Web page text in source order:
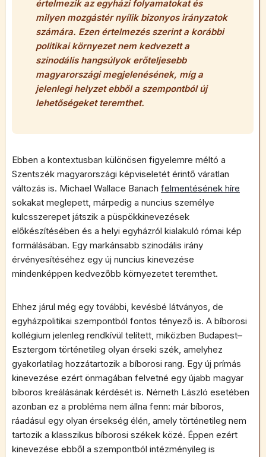
értelmezik az egyházi folyamatokat és
milyen mozgástér nyílik bizonyos irányzatok
számára. Ezen értelmezés szerint a korábbi
politikai környezet nem kedvezett a
szinodális hangsúlyok erőteljesebb
magyarországi megjelenésének, míg a
jelenlegi helyzet ebből a szempontból új
lehetőségeket teremthet.
Ebben a kontextusban különösen figyelemre méltó a
Szentszék magyarországi képviseletét érintő váratlan
változás is. Michael Wallace Banach felmentésének híre
sokakat meglepett, márpedig a nuncius személye
kulcsszerepet játszik a püspökkinevezések
előkészítésében és a helyi egyházról kialakuló római kép
formálásában. Egy markánsabb szinodális irány
érvényesítéséhez egy új nuncius kinevezése
mindenképpen kedvezőbb környezetet teremthet.
Ehhez járul még egy további, kevésbé látványos, de
egyházpolitikai szempontból fontos tényező is. A bíborosi
kollégium jelenleg rendkívül telített, miközben Budapest–
Esztergom történetileg olyan érseki szék, amelyhez
gyakorlatilag hozzátartozik a bíborosi rang. Egy új prímás
kinevezése ezért önmagában felvetné egy újabb magyar
bíboros kreálásának kérdését is. Németh László esetében
azonban ez a probléma nem állna fenn: már bíboros,
ráadásul egy olyan érsekség élén, amely történetileg nem
tartozik a klasszikus bíborosi székek közé. Éppen ezért
kinevezése ebből a szempontból intézményileg is